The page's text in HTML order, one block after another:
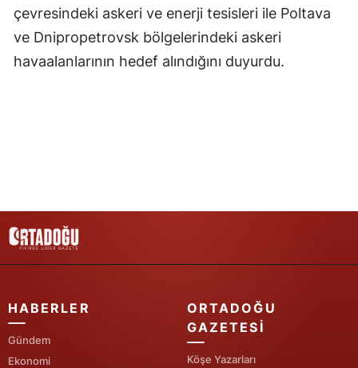
Sakarya
Samsun
Şanlıurfa
Uşak
çevresindeki askeri ve enerji tesisleri ile Poltava
ve Dnipropetrovsk bölgelerindeki askeri
havaalanlarının hedef alındığını duyurdu.
HABERLER
Gündem
Ekonomi
ORTADOĞU
GAZETESI
Köşe Yazarları